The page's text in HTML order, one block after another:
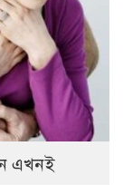
এখনই